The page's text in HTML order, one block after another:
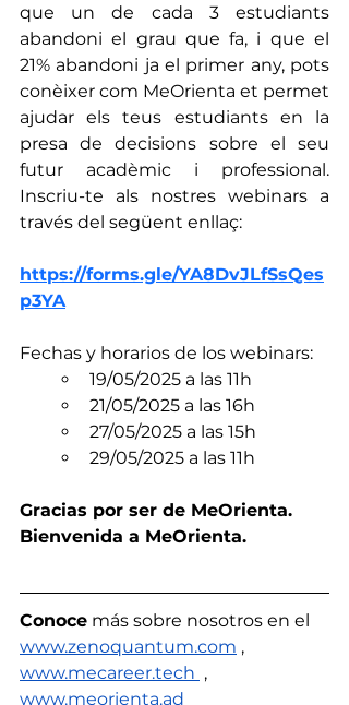
que un de cada 3 estudiants
abandoni el grau que fa, i que el
21% abandoni ja el primer any, pots
conèixer com MeOrienta et permet
ajudar els teus estudiants en la
presa de decisions sobre el seu
futur acadèmic i professional.
Inscriu-te als nostres webinars a
través del següent enllaç:
https://forms.gle/YA8DvJLfSsQes
p3YA
Fechas y horarios de los webinars:
19/05/2025 a las 11h
21/05/2025 a las 16h
27/05/2025 a las 15h
29/05/2025 a las 11h
Gracias por ser de MeOrienta.
Bienvenida a MeOrienta.
Conoce más sobre nosotros en el
www.zenoquantum.com ,
www.mecareer.tech ,
www.meorienta.ad